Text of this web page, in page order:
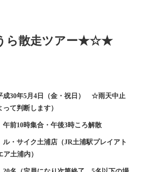
散走ツアー★☆★
5月4日（金・祝日） ☆雨天中止
って判断します）
集合・午後3時ころ解散
・サイク土浦店（JR土浦駅プレイアト
土浦内）